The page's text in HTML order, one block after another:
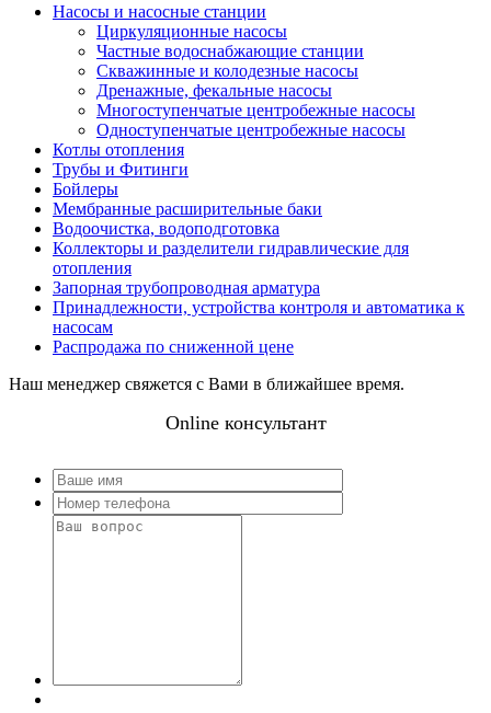
Насосы и насосные станции
Циркуляционные насосы
Частные водоснабжающие станции
Скважинные и колодезные насосы
Дренажные, фекальные насосы
Многоступенчатые центробежные насосы
Одноступенчатые центробежные насосы
Котлы отопления
Трубы и Фитинги
Бойлеры
Мембранные расширительные баки
Водоочистка, водоподготовка
Коллекторы и разделители гидравлические для
отопления
Запорная трубопроводная арматура
Принадлежности, устройства контроля и автоматика к
насосам
Распродажа по сниженной цене
Наш менеджер свяжется с Вами в ближайшее время.
Online консультант